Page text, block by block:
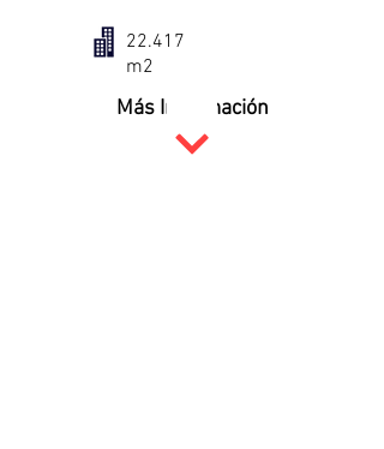
22.417
m2
Más Información